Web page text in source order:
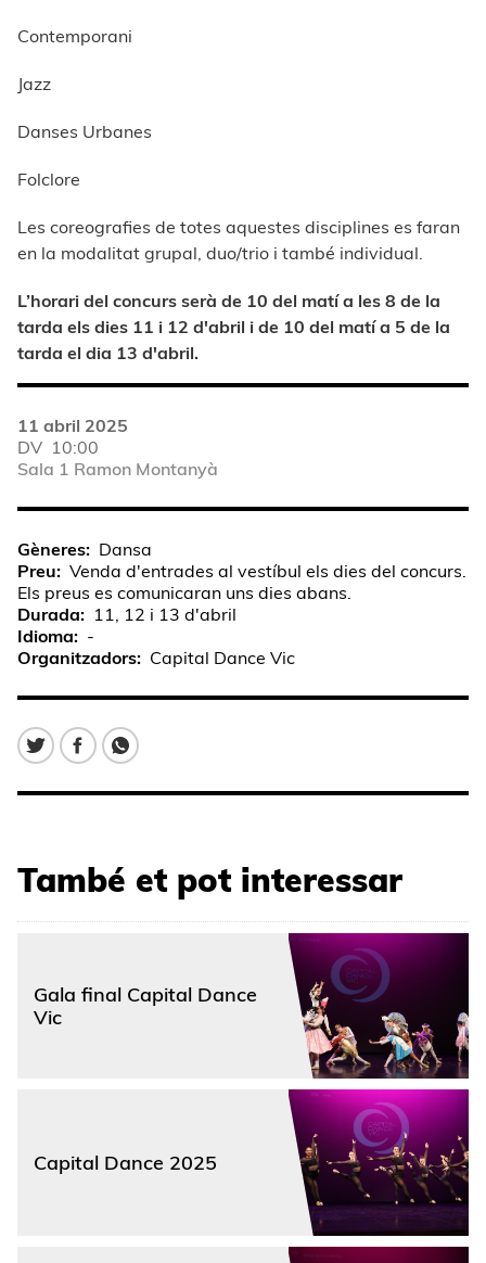
Contemporani
Jazz
Danses Urbanes
Folclore
Les coreografies de totes aquestes disciplines es faran
en la modalitat grupal, duo/trio i també individual.
L’horari del concurs serà de 10 del matí a les 8 de la
tarda els dies 11 i 12 d'abril i de 10 del matí a 5 de la
tarda el dia 13 d'abril.
11 abril 2025
DV 10:00
Sala 1 Ramon Montanyà
Gèneres
Dansa
Preu
Venda d'entrades al vestíbul els dies del concurs.
Els preus es comunicaran uns dies abans.
Durada
11, 12 i 13 d'abril
Idioma
-
Organitzadors
Capital Dance Vic
També et pot interessar
Gala final Capital Dance
Vic
Capital Dance 2025